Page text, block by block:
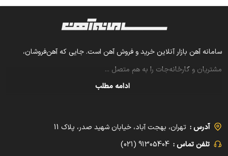
سامانه آهن بازار آنلاین خرید و فروش آهن است. جایی که آهن‌فروشان،
مشتریان و کارخانه‌جات را به هم متصل ...
ادامه مطلب
آدرس : تهران، بهجت آباد، خیابان شهید صدر، پلاک 11
تلفن تماس : 91305404 (021)